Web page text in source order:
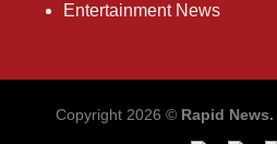
Entertainment News
Copyright 2026 © Rapid News.